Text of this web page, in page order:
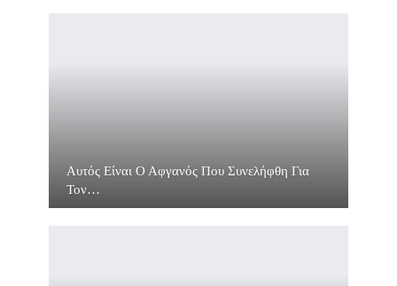
Αυτός Είναι Ο Αφγανός Που Συνελήφθη Για
Τον…